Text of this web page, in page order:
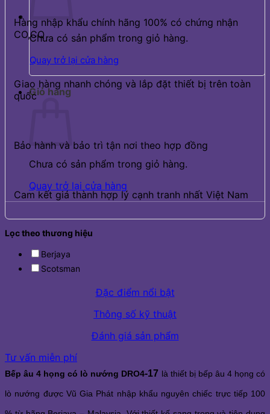
Chưa có sản phẩm trong giỏ hàng.
Quay trở lại cửa hàng
Giỏ hàng
Chưa có sản phẩm trong giỏ hàng.
Quay trở lại cửa hàng
Hàng nhập khẩu chính hãng 100% có chứng nhận
CO,CQ
Giao hàng nhanh chóng và lắp đặt thiết bị trên toàn
quốc
Bảo hành và bảo trì tận nơi theo hợp đồng
Cam kết giá thành hợp lý cạnh tranh nhất Việt Nam
Lọc theo thương hiệu
Berjaya
Scotsman
Đặc điểm nổi bật
Thông số kỹ thuật
Đánh giá sản phẩm
Tư vấn miễn phí
Bếp âu 4 họng có lò nướng DRO4-17 là thiết bị bếp âu 4 họng có
lò nướng được Vũ Gia Phát nhập khẩu nguyên chiếc trực tiếp 100